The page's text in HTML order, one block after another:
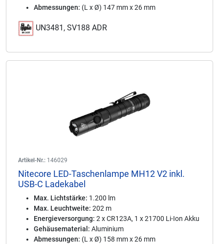
Abmessungen: (L x Ø) 147 mm x 26 mm
UN3481, SV188 ADR
Artikel-Nr.: 146029
Nitecore LED-Taschenlampe MH12 V2 inkl.
USB-C Ladekabel
Max. Lichtstärke: 1.200 lm
Max. Leuchtweite: 202 m
Energieversorgung: 2 x CR123A, 1 x 21700 Li-Ion Akku
Gehäusematerial: Aluminium
Abmessungen: (L x Ø) 158 mm x 26 mm